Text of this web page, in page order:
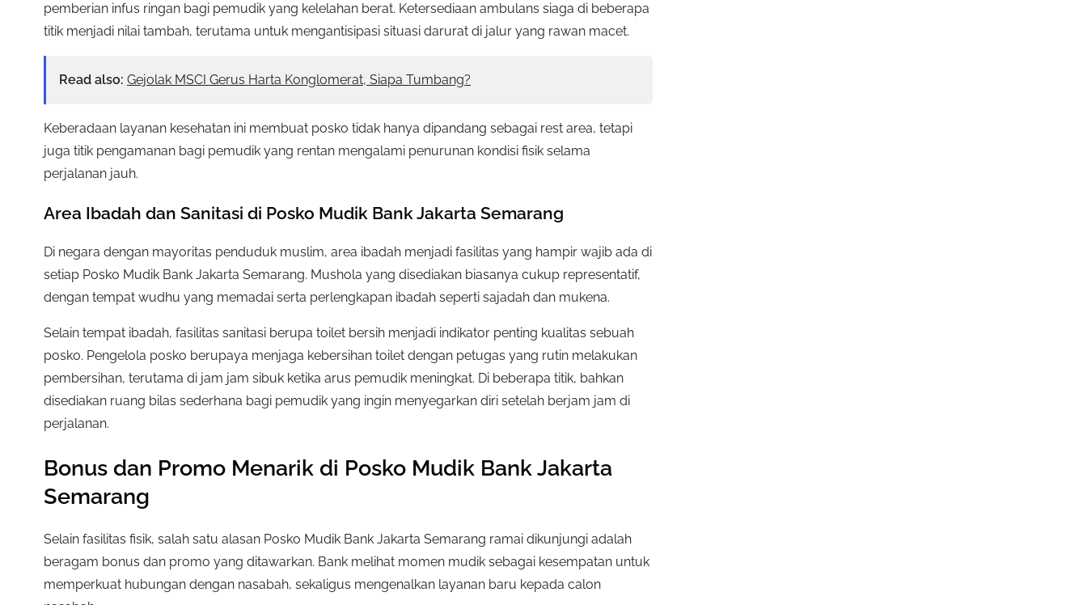
pemberian infus ringan bagi pemudik yang kelelahan berat. Ketersediaan ambulans siaga di beberapa
titik menjadi nilai tambah, terutama untuk mengantisipasi situasi darurat di jalur yang rawan macet.
Read also: Gejolak MSCI Gerus Harta Konglomerat, Siapa Tumbang?
Keberadaan layanan kesehatan ini membuat posko tidak hanya dipandang sebagai rest area, tetapi
juga titik pengamanan bagi pemudik yang rentan mengalami penurunan kondisi fisik selama
perjalanan jauh.
Area Ibadah dan Sanitasi di Posko Mudik Bank Jakarta Semarang
Di negara dengan mayoritas penduduk muslim, area ibadah menjadi fasilitas yang hampir wajib ada di
setiap Posko Mudik Bank Jakarta Semarang. Mushola yang disediakan biasanya cukup representatif,
dengan tempat wudhu yang memadai serta perlengkapan ibadah seperti sajadah dan mukena.
Selain tempat ibadah, fasilitas sanitasi berupa toilet bersih menjadi indikator penting kualitas sebuah
posko. Pengelola posko berupaya menjaga kebersihan toilet dengan petugas yang rutin melakukan
pembersihan, terutama di jam jam sibuk ketika arus pemudik meningkat. Di beberapa titik, bahkan
disediakan ruang bilas sederhana bagi pemudik yang ingin menyegarkan diri setelah berjam jam di
perjalanan.
Bonus dan Promo Menarik di Posko Mudik Bank Jakarta
Semarang
Selain fasilitas fisik, salah satu alasan Posko Mudik Bank Jakarta Semarang ramai dikunjungi adalah
beragam bonus dan promo yang ditawarkan. Bank melihat momen mudik sebagai kesempatan untuk
memperkuat hubungan dengan nasabah, sekaligus mengenalkan layanan baru kepada calon